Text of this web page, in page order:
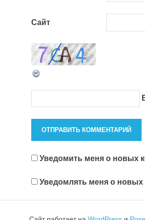
Сайт
Уведомить меня о новых
Уведомлять меня о новых